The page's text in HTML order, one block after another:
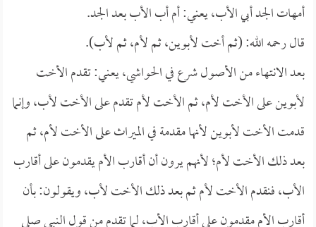
أمهات الجد أبي الأب، يعني: أم أب الأب بعد الجد.
قال رحمه الله: (ثم أخت لأبوين، ثم لأم، ثم لأب).
بعد الانتهاء من الأصول شرع في الحواشي، يعني: تقدم الأخت
لأبوين على الأخت لأم، ثم الأخت لأم تقدم على الأخت لأب، وإنما
قدمت الأخت لأبوين لأنها مقدمة في الميراث على الأخت لأم، ثم
بعد ذلك الأخت لأم؛ لأنهم يرون أن أقارب الأم يقدمون على أقارب
الأب، فنقدم الأخت لأم ثم بعد ذلك الأخت لأب، ويقولون: بأن